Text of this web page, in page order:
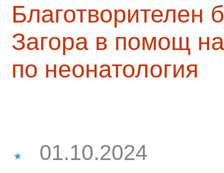
Благотворителен
Загора в помощ
по неонатология
01.10.2024